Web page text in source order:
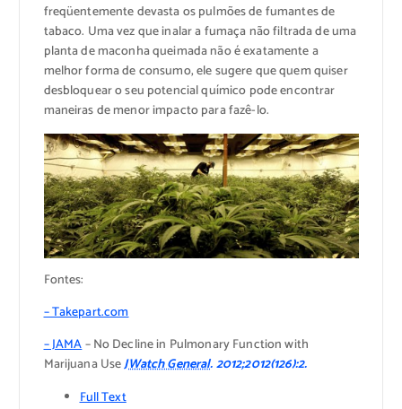
freqüentemente devasta os pulmões de fumantes de
tabaco. Uma vez que inalar a fumaça não filtrada de uma
planta de maconha queimada não é exatamente a
melhor forma de consumo, ele sugere que quem quiser
desbloquear o seu potencial químico pode encontrar
maneiras de menor impacto para fazê-lo.
Fontes:
– Takepart.com
– JAMA– No Decline in Pulmonary Function with
Marijuana UseJWatch General. 2012;2012(126):2.
Full Text